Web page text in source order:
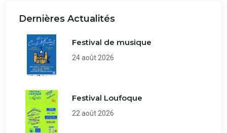
Dernières Actualités
Festival de musique
24 août 2026
Festival Loufoque
22 août 2026